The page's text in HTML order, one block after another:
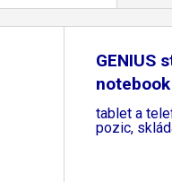
GENIUS
M200,
tablet a
pozic,